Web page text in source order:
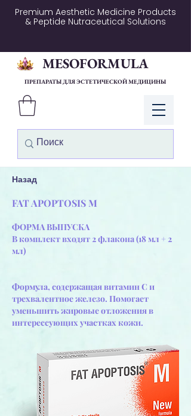
Premium Aesthetic Medicine Products
& Peptide Nutraceutical Solutions
Войти
MESOFORMULA
ПРЕПАРАТЫ ДЛЯ ЭСТЕТИЧЕСКОЙ МЕДИЦИНЫ
Назад
FAT APOPTOSIS M
ФОРМА ВЫПУСКА
В комплект входят 2 флакона (18 мл + 2
мл)
Формула, содержащая витамин С и
трехвалентное железо. Помогает
уменьшить жировые отложения в
интерессующих участках кожи.